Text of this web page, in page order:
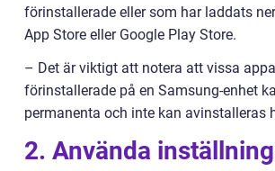
förinstallerade eller som har laddats
App Store eller Google Play Store.
– Det är viktigt att notera att vissa
förinstallerade på en Samsung-enhet
permanenta och inte kan avinstalleras
2. Använda